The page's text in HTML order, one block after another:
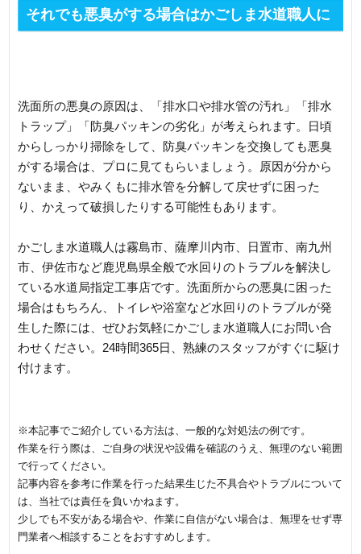
それでも悪臭がする場合はかごしま水道職人に
洗面所の悪臭の原因は、「排水口や排水管の汚れ」「排水
トラップ」「防臭パッキンの劣化」が考えられます。日頃
からしっかり掃除をして、防臭パッキンを交換しても悪臭
がする場合は、プロに見てもらいましょう。原因が分から
ないまま、やみくもに排水管を分解して戻せずに困った
り、かえって破損したりする可能性もあります。
かごしま水道職人は霧島市、薩摩川内市、日置市、南九州
市、伊佐市など鹿児島県全般で水回りのトラブルを解決し
ている水道局指定工事店です。洗面所からの悪臭に困った
場合はもちろん、トイレや浴室など水回りのトラブルが発
生した際には、ぜひお気軽にかごしま水道職人にお問い合
わせください。24時間365日、熟練のスタッフがすぐに駆け
付けます。
※本記事でご紹介している方法は、一般的な対処法の例です。
作業を行う際は、ご自身の状況や設備を確認のうえ、無理のない範囲
で行ってください。
記事内容を参考に作業を行った結果生じた不具合やトラブルについて
は、当社では責任を負いかねます。
少しでも不安がある場合や、作業に自信がない場合は、無理をせず専
門業者へ相談することをおすすめします。